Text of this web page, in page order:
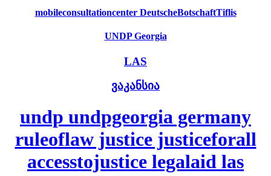
mobileconsultationcenter DeutscheBotschaftTiflis
UNDP Georgia
LAS
ვაკანსია
undp undpgeorgia germany
ruleoflaw justice justiceforall
accesstojustice legalaid las